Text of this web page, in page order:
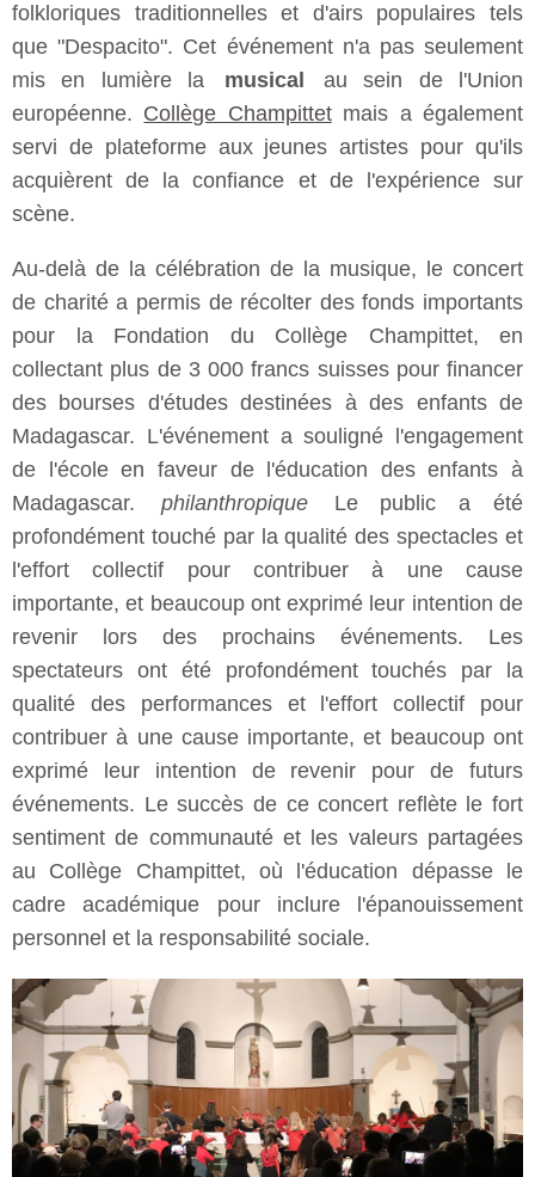
folkloriques traditionnelles et d'airs populaires tels
que "Despacito". Cet événement n'a pas seulement
mis en lumière la
musical
au sein de l'Union
européenne. Collège Champittetmais a également
servi de plateforme aux jeunes artistes pour qu'ils
acquièrent de la confiance et de l'expérience sur
scène.
Au-delà de la célébration de la musique, le concert
de charité a permis de récolter des fonds importants
pour la Fondation du Collège Champittet, en
collectant plus de 3 000 francs suisses pour financer
des bourses d'études destinées à des enfants de
Madagascar. L'événement a souligné l'engagement
de l'école en faveur de l'éducation des enfants à
Madagascar.
philanthropique
Le public a été
profondément touché par la qualité des spectacles et
l'effort collectif pour contribuer à une cause
importante, et beaucoup ont exprimé leur intention de
revenir lors des prochains événements. Les
spectateurs ont été profondément touchés par la
qualité des performances et l'effort collectif pour
contribuer à une cause importante, et beaucoup ont
exprimé leur intention de revenir pour de futurs
événements. Le succès de ce concert reflète le fort
sentiment de communauté et les valeurs partagées
au Collège Champittet, où l'éducation dépasse le
cadre académique pour inclure l'épanouissement
personnel et la responsabilité sociale.